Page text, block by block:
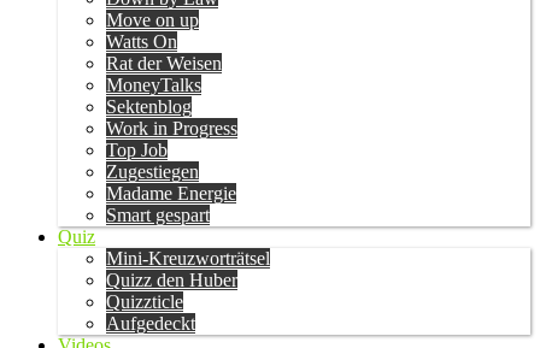
Move on up
Watts On
Rat der Weisen
MoneyTalks
Sektenblog
Work in Progress
Top Job
Zugestiegen
Madame Energie
Smart gespart
Quiz
Mini-Kreuzworträtsel
Quizz den Huber
Quizzticle
Aufgedeckt